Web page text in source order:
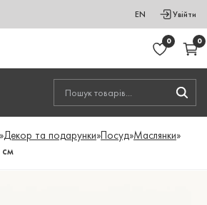
EN Увійти
0 0
»Декор та подарунки»Посуд»Маслянки»